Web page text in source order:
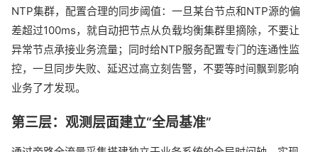
NTP集群，配置合理的同步阈值：一旦某台节点和NTP源的偏
差超过100ms，就自动把节点从负载均衡集群里摘除，不要让
异常节点承接业务流量；同时给NTP服务配置专门的连通性监
控，一旦同步失败、延迟过高立刻告警，不要等时间飘到影响
业务了才发现。
第三层：观测层面建立“全局基准”